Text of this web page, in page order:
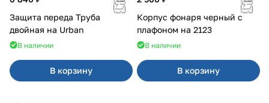
Защита переда Труба
двойная на Urban
В наличии
В корзину
Корпус фонаря черный с
плафоном на 2123
В наличии
В корзину